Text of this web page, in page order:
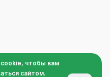
чтобы вам
сайтом.